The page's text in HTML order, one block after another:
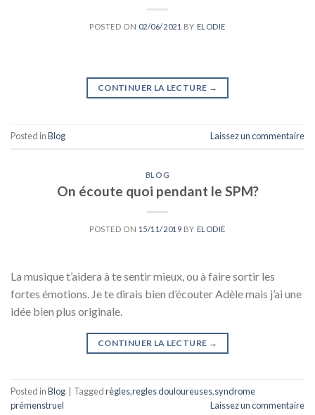
POSTED ON 02/06/2021 BY ELODIE
CONTINUER LA LECTURE →
Posted inBlog Laissez un commentaire
BLOG
On écoute quoi pendant le SPM?
POSTED ON 15/11/2019 BY ELODIE
La musique t’aidera à te sentir mieux, ou à faire sortir les
fortes émotions. Je te dirais bien d’écouter Adèle mais j’ai une
idée bien plus originale.
CONTINUER LA LECTURE →
Posted inBlog Taggedrègles,regles douloureuses,syndrome
prémenstruel
Laissez un commentaire